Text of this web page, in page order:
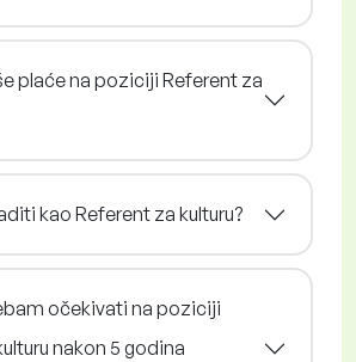
plaće na poziciji Referent za
kao Referent za kulturu?
očekivati na poziciji
nakon 5 godina